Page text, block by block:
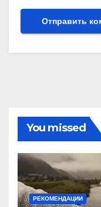
You missed
РЕКОМЕНДАЦИИ